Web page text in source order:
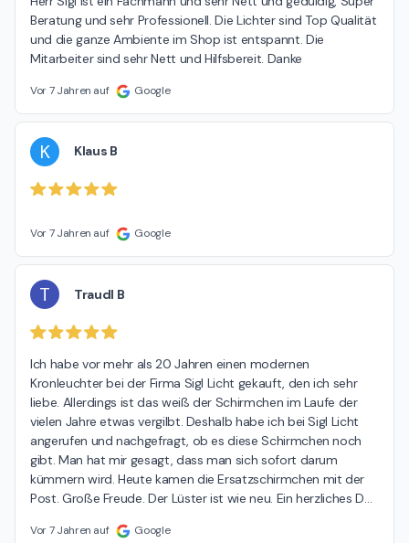
Beratung und sehr Professionell. Die Lichter sind Top Qualität
und die ganze Ambiente im Shop ist entspannt. Die
Mitarbeiter sind sehr Nett und Hilfsbereit. Danke
Vor 7 Jahren auf Google
K Klaus B
Vor 7 Jahren auf Google
T Traudl B
Ich habe vor mehr als 20 Jahren einen modernen
Kronleuchter bei der Firma Sigl Licht gekauft, den ich sehr
liebe. Allerdings ist das weiß der Schirmchen im Laufe der
vielen Jahre etwas vergilbt. Deshalb habe ich bei Sigl Licht
angerufen und nachgefragt, ob es diese Schirmchen noch
gibt. Man hat mir gesagt, dass man sich sofort darum
kümmern wird. Heute kamen die Ersatzschirmchen mit der
Post. Große Freude. Der Lüster ist wie neu. Ein herzliches D…
Vor 7 Jahren auf Google